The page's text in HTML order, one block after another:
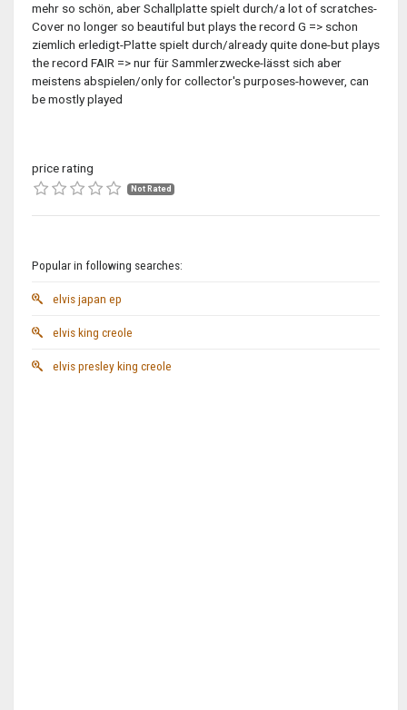
mehr so schön, aber Schallplatte spielt durch/a lot of scratches-
Cover no longer so beautiful but plays the record G => schon
ziemlich erledigt-Platte spielt durch/already quite done-but plays
the record FAIR => nur für Sammlerzwecke-lässt sich aber
meistens abspielen/only for collector's purposes-however, can
be mostly played
price rating
Not Rated
Popular in following searches:
elvis japan ep
elvis king creole
elvis presley king creole